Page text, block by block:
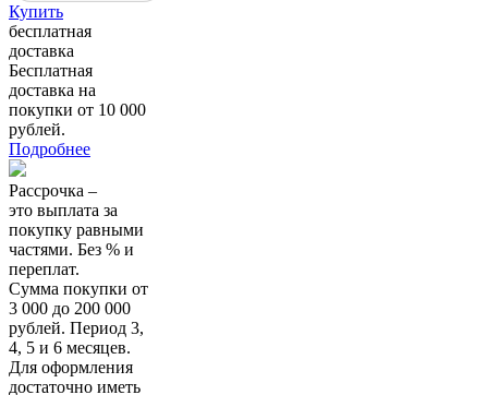
Купить
бесплатная
доставка
Бесплатная
доставка на
покупки от 10 000
рублей.
Подробнее
Рассрочка –
это выплата за
покупку равными
частями. Без % и
переплат.
Сумма покупки от
3 000 до 200 000
рублей. Период 3,
4, 5 и 6 месяцев.
Для оформления
достаточно иметь